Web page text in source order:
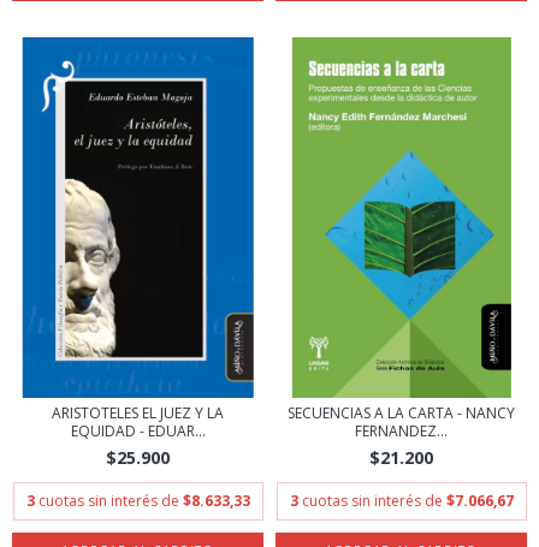
ARISTOTELES EL JUEZ Y LA
EQUIDAD - EDUAR...
$25.900
3 cuotas sin interés de $8.633,33
SECUENCIAS A LA CARTA - NANCY
FERNANDEZ...
$21.200
3 cuotas sin interés de $7.066,67